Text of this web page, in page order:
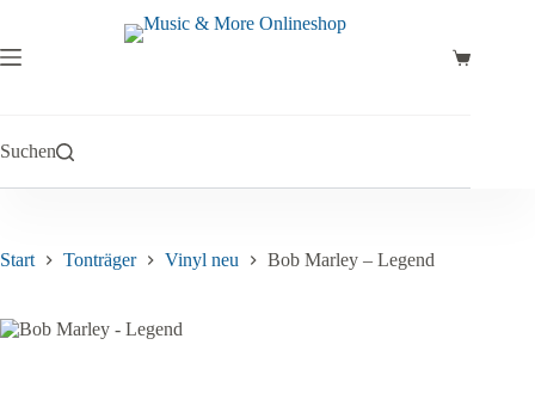
springen
Warenkorb
Suchen
Start Tonträger Vinyl neu Bob Marley – Legend